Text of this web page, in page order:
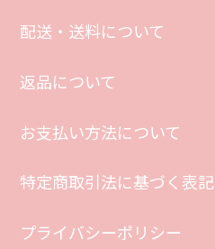
配送・送料について
返品について
お支払い方法について
特定商取引法に基づく表記
プライバシーポリシー